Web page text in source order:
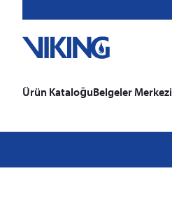
Ürün KataloğuBelgeler Merkezi